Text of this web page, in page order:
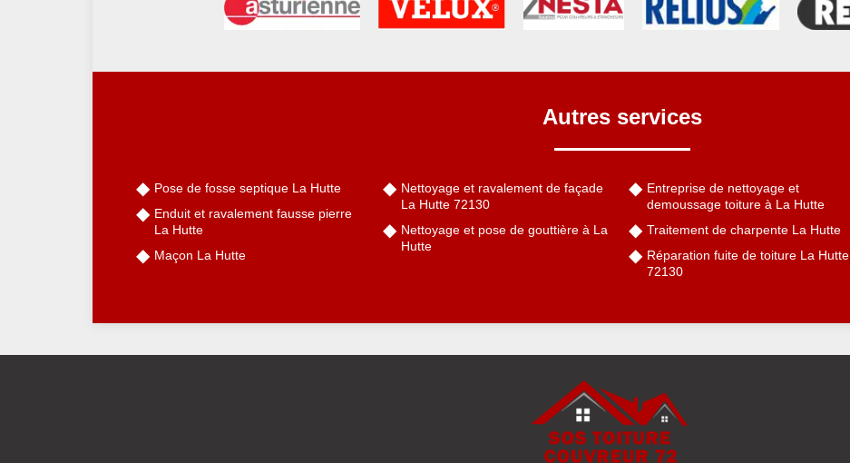
Autres services
Pose de fosse septique La Hutte
Enduit et ravalement fausse pierre
La Hutte
Maçon La Hutte
Nettoyage et ravalement de façade
La Hutte 72130
Nettoyage et pose de gouttière à La
Hutte
Entreprise de nettoyage et
demoussage toiture à La Hutte
Traitement de charpente La Hutte
Réparation fuite de toiture La Hutte
72130